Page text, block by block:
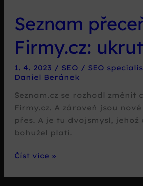
Seznam
Firmy.cz:
1. 4. 2023 / SEO / SEO
Daniel Beránek
Seznam.cz se rozhodl změnit
Firmy.cz. A zároveň jsou
přes. A je tu dvojsmysl, jehož
bohužel platí.
Seznam
Firmy.cz:
Číst více »